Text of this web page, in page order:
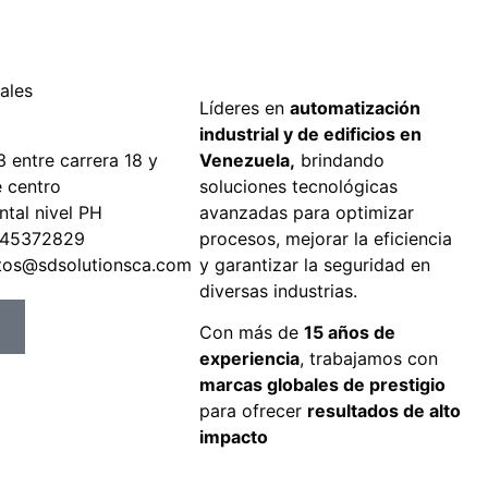
entre carrera 18 y
centro
nivel PH
Líderes enautomatización
industrial y de edificios en
Venezuela, brindando
soluciones tecnológicas
avanzadas para optimizar
procesos, mejorar la eficiencia
y garantizar la seguridad en
diversas industrias.
Con más de15 años de
experiencia, trabajamos con
marcas globales de prestigio
para ofrecer resultados de alto
impacto